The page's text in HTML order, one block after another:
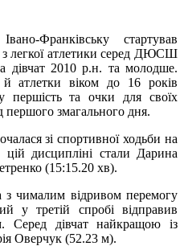
Франківську стартував
легкої атлетики серед ДЮСШ
2010 р.н. та молодше.
атлетки віком до 16 років
першість та очки для своїх
першого змагального дня.
зі спортивної ходьби на
дисципліні стали Дарина
(15:15.20 хв).
з чималим відривом перемогу
у третій спробі відправив
Серед дівчат найкращою із
Оверчук (52.23 м).